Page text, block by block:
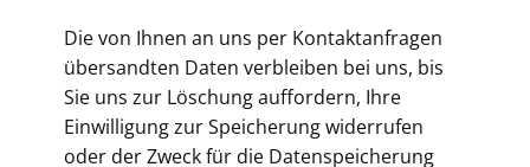
Die von Ihnen an uns per Kontaktanfragen
übersandten Daten verbleiben bei uns, bis
Sie uns zur Löschung auffordern, Ihre
Einwilligung zur Speicherung widerrufen
oder der Zweck für die Datenspeicherung